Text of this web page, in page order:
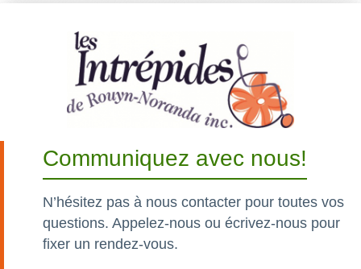
Communiquez avec nous!
N’hésitez pas à nous contacter pour toutes vos
questions. Appelez-nous ou écrivez-nous pour
fixer un rendez-vous.